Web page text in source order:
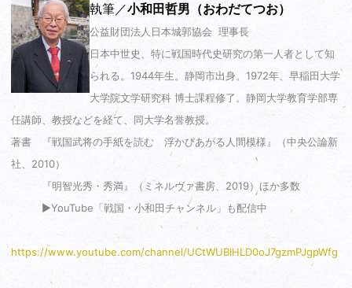
執筆／小和田哲男（おわだてつお）
公益財団法人日本城郭協会 理事長
日本中世史、特に戦国時代史研究の第一人者として知
られる。1944年生。静岡市出身。1972年、早稲田大学
大学院文学研究科 博士課程修了。静岡大学教育学部専
任講師、教授などを経て、同大学名誉教授。
著書 『戦国武将の手紙を読む 浮かびあがる人間模様』（中央公論新
社、2010）
『明智光秀・秀満』（ミネルヴァ書房、2019）ほか多数
▶YouTube「戦国・小和田チャンネル」も配信中
https://www.youtube.com/channel/UCtWUBIHLD0oJ7gzmPJgpWfg